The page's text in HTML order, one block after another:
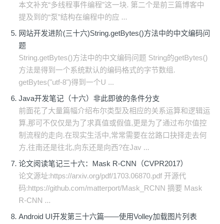
本文补充“多线程事件编程”这一块. 第二个是前三篇博客中
提及到的“泵”结构在编程中的应 ...
网站开发进阶(三十六)String.getBytes()方法中的中文编码问
题
String.getBytes()方法中的中文编码问题 String的getBytes()
方法是得到一个系统默认的编码格式的字节数组.
getBytes("utf-8")得到一个U ...
Java开发笔记（十六）非此即彼的条件分支
前面花了大量篇幅介绍布尔类型及相应的关系运算和逻辑运
算,那可不仅仅是为了求真值或假值,更是为了通过布尔值控
制流程的走向.在现实生活中,常常需要在岔路口抉择走去何
方,往南还是往北,向东还是向西?在Jav ...
论文阅读笔记三十六：Mask R-CNN（CVPR2017）
论文源址:https://arxiv.org/pdf/1703.06870.pdf 开源代
码:https://github.com/matterport/Mask_RCNN 摘要 Mask
R-CNN ...
Android UI开发第三十六篇——使用Volley加载图片列表